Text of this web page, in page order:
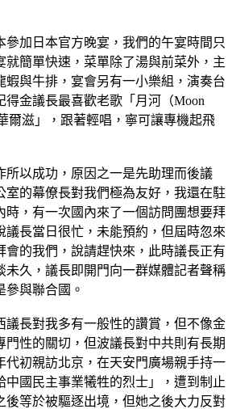
參加日本官方晚宴，我們的午宴時間只
就簡單快速，菜單除了湯與前菜外，主
蝦與牛排，宴會另有一小樂組，演奏台
得金議長最喜歡老歌「月河（Moon
爾滋」，跟著輕唱，寧可讓專機起飛
所以成功，原因之一是先助理而後議
室的幕僚長對我們極為友好，我還在駐
時，有一次國內來了一個訪問團想要拜
議長當日很忙，未能預約，但屆時忽來
會的我們，說請趕快來，此時議長正有
未久，議長即開門向一群媒體記者聲稱
參與聯合國。
議長對我多有一般性的讚賞，但不像金
門性的關切，但波議長對中共則有長期
代初親訪北京，在天安門廣場親手持一
中國民主事業犧牲的烈士」，遭到制止
後等於被驅逐出境，但她之後大力反對